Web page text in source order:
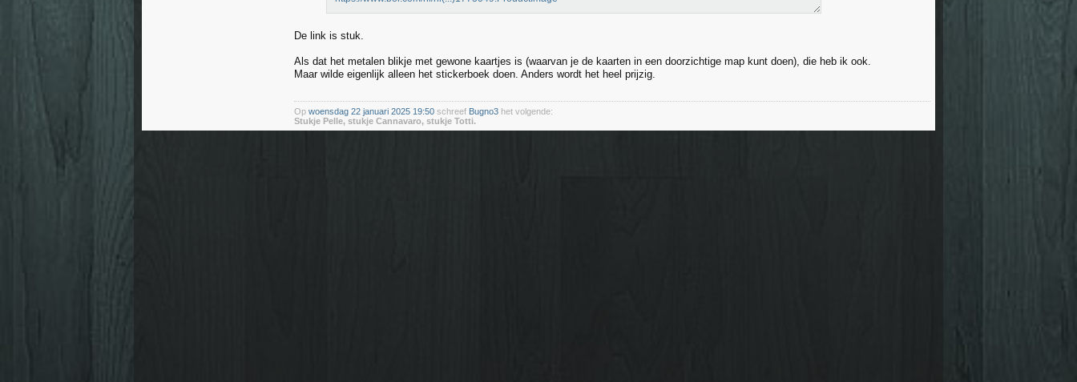
De link is stuk.
Als dat het metalen blikje met gewone kaartjes is (waarvan je de kaarten in een doorzichtige map kunt doen), die heb ik ook.
Maar wilde eigenlijk alleen het stickerboek doen. Anders wordt het heel prijzig.
Op woensdag 22 januari 2025 19:50 schreef Bugno3 het volgende:
Stukje Pelle, stukje Cannavaro, stukje Totti.